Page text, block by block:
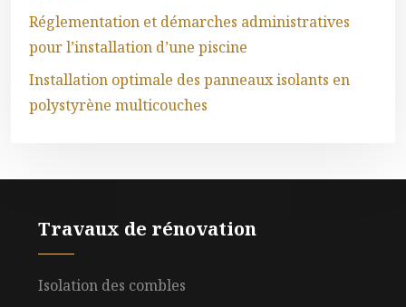
Réglementation et démarches administratives
pour l’installation d’une piscine
Installation optimale des panneaux isolants en
polystyrène multicouches
Travaux de rénovation
Isolation des combles